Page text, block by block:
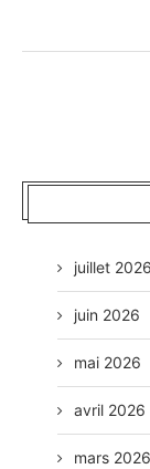
juillet 2026
juin 2026
mai 2026
avril 2026
mars 2026